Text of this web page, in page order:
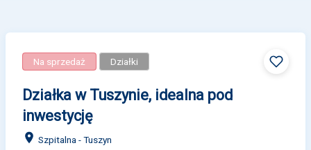
Na sprzedaż Działki
Działka w Tuszynie, idealna pod
inwestycję
Szpitalna - Tuszyn